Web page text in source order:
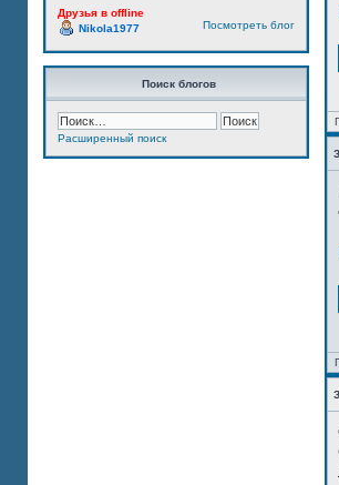
Друзья в offline
Посмотреть блог
Nikola1977
Поиск блогов
Расширенный поиск